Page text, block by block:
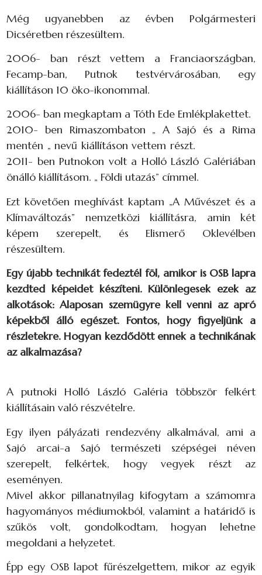
Még ugyanebben az évben Polgármesteri
Dicséretben részesültem.
2006- ban részt vettem a Franciaországban,
Fecamp-ban, Putnok testvérvárosában, egy
kiállításon 10 öko-ikonommal.
2006- ban megkaptam a Tóth Ede Emlékplakettet.
2010- ben Rimaszombaton „ A Sajó és a Rima
mentén „ nevű kiállításon vettem részt.
2011- ben Putnokon volt a Holló László Galériában
önálló kiállításom. „ Földi utazás” címmel.
Ezt követően meghívást kaptam „A Művészet és a
Klímaváltozás” nemzetközi kiállításra, amin két
képem szerepelt, és Elismerő Oklevélben
részesültem.
Egy újabb technikát fedeztél föl, amikor is OSB lapra
kezdted képeidet készíteni. Különlegesek ezek az
alkotások: Alaposan szemügyre kell venni az apró
képekből álló egészet. Fontos, hogy figyeljünk a
részletekre. Hogyan kezdődött ennek a technikának
az alkalmazása?
A putnoki Holló László Galéria többször felkért
kiállításain való részvételre.
Egy ilyen pályázati rendezvény alkalmával, ami a
Sajó arcai-a Sajó természeti szépségei néven
szerepelt, felkértek, hogy vegyek részt az
eseményen.
Mivel akkor pillanatnyilag kifogytam a számomra
hagyományos médiumokból, valamint a határidő is
szűkös volt, gondolkodtam, hogyan lehetne
megoldani a helyzetet.
Épp egy OSB lapot fűrészelgettem, mikor az egyik